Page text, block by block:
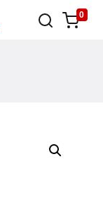
0